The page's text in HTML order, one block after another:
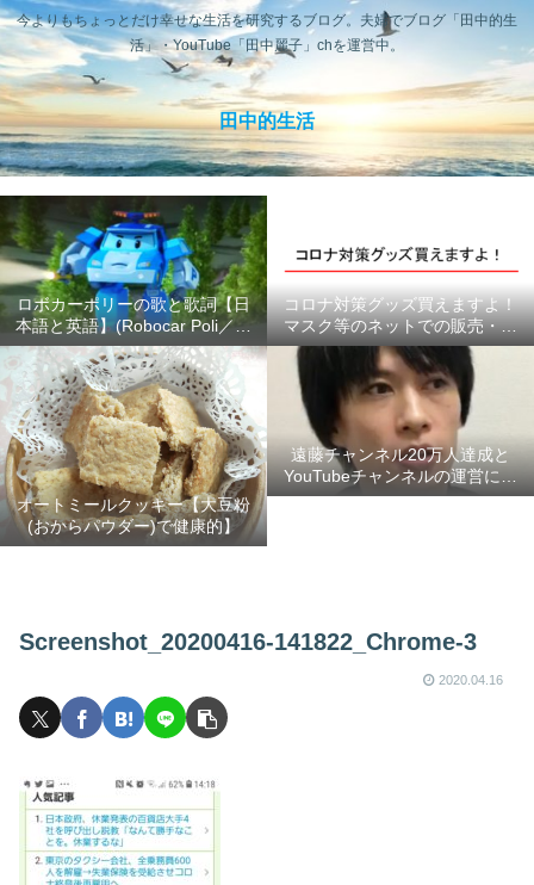
今よりもちょっとだけ幸せな生活を研究するブログ。夫婦でブログ「田中的生
活」・YouTube「田中麗子」chを運営中。
田中的生活
ロボカーポリーの歌と歌詞【日
本語と英語】(Robocar Poli／ロ
ボカーポリス)
コロナ対策グッズ買えますよ！
マスク等のネットでの販売・供
給状況のまとめ #ここにあるよ
ー
オートミールクッキー【大豆粉
(おからパウダー)で健康的】
遠藤チャンネル20万人達成と
YouTubeチャンネルの運営につ
いて【2020年6月】
Screenshot_20200416-141822_Chrome-3
2020.04.16